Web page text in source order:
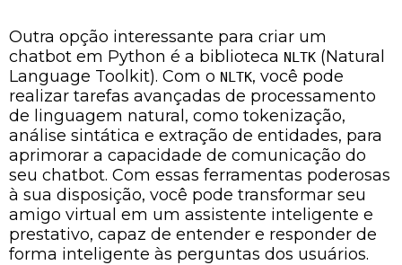
Outra opção interessante para criar um
chatbot em Python é a biblioteca NLTK (Natural
Language Toolkit). Com o NLTK, você pode
realizar tarefas avançadas de processamento
de linguagem natural, como tokenização,
análise sintática e extração de entidades, para
aprimorar a capacidade de comunicação do
seu chatbot. Com essas ferramentas poderosas
à sua disposição, você pode transformar seu
amigo virtual em um assistente inteligente e
prestativo, capaz de entender e responder de
forma inteligente às perguntas dos usuários.